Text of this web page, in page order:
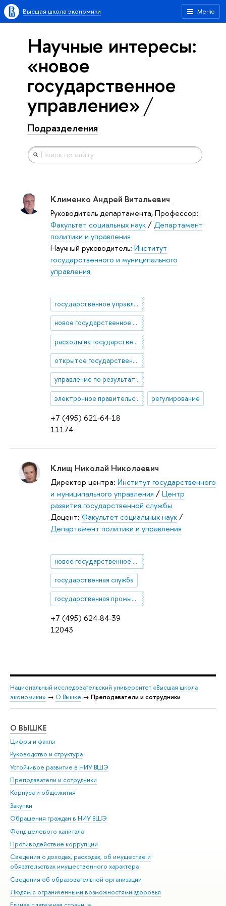
Меню
Высшая школа экономики
Научные интересы:
«новое
государственное
управление»
Подразделения
+7 (495) 621-64-18
11174
Клименко Андрей Витальевич
Руководитель департамента, Профессор:
Факультет социальных наук/Департамент
политики и управления
Научный руководитель: Институт
государственного и муниципального
управления
государственное управление
новое государственное управление
расходы на государственное управление
открытое государственное управление
управление по результатам
электронное правительство регулирование
+7 (495) 624-84-39
12043
Клищ Николай Николаевич
Директор центра: Институт государственного
и муниципального управления /Центр
развития государственной службы
Доцент: Факультет социальных наук/
Департамент политики и управления
новое государственное управление
государственная служба
государственная промышленная политика
Национальный исследовательский университет «Высшая школа
экономики» → О Вышке → Преподаватели и сотрудники
О ВЫШКЕ
Цифры и факты
Руководство и структура
Устойчивое развитие в НИУ ВШЭ
Преподаватели и сотрудники
Корпуса и общежития
Закупки
Обращения граждан в НИУ ВШЭ
Фонд целевого капитала
Противодействие коррупции
Сведения о доходах, расходах, об имуществе и
обязательствах имущественного характера
Сведения об образовательной организации
Людям с ограниченными возможностями здоровья